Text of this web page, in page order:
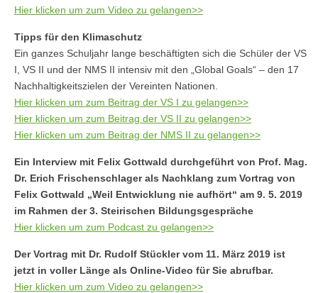
Hier klicken um zum Video zu gelangen>>
Tipps für den Klimaschutz
Ein ganzes Schuljahr lange beschäftigten sich die Schüler der VS
I, VS II und der NMS II intensiv mit den „Global Goals“ – den 17
Nachhaltigkeitszielen der Vereinten Nationen.
Hier klicken um zum Beitrag der VS I zu gelangen>>
Hier klicken um zum Beitrag der VS II zu gelangen>>
Hier klicken um zum Beitrag der NMS II zu gelangen>>
Ein Interview mit Felix Gottwald durchgeführt von Prof. Mag.
Dr. Erich Frischenschlagerals Nachklang zum Vortrag von
Felix Gottwald „Weil Entwicklung nie aufhört“ am 9. 5. 2019
im Rahmen der 3. Steirischen Bildungsgespräche
Hier klicken um zum Podcast zu gelangen>>
Der Vortrag mit Dr. Rudolf Stückler vom 11. März 2019 ist
jetzt in voller Länge als Online-Video für Sie abrufbar.
Hier klicken um zum Video zu gelangen>>